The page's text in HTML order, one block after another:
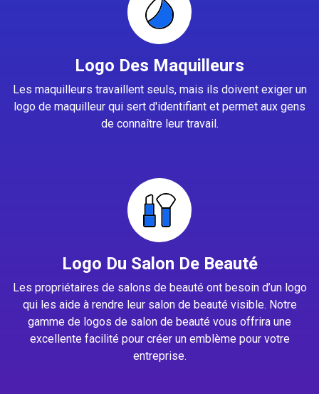
Logo Des Maquilleurs
Les maquilleurs travaillent seuls, mais ils doivent exiger un
logo de maquilleur qui sert d'identifiant et permet aux gens
de connaître leur travail.
Logo Du Salon De Beauté
Les propriétaires de salons de beauté ont besoin d’un logo
qui les aide à rendre leur salon de beauté visible. Notre
gamme de logos de salon de beauté vous offrira une
excellente facilité pour créer un emblème pour votre
entreprise.